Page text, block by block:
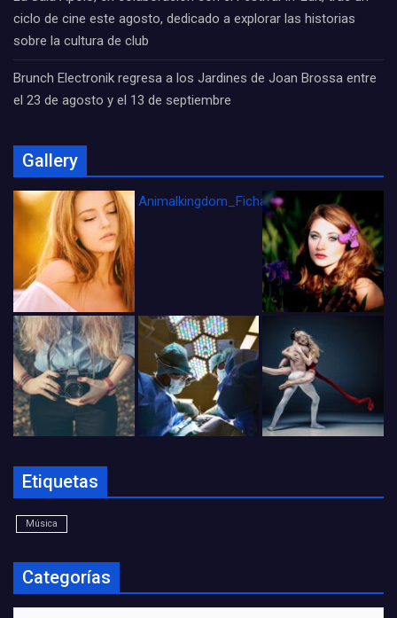
ciclo de cine este agosto, dedicado a explorar las historias
sobre la cultura de club
Brunch Electronik regresa a los Jardines de Joan Brossa entre
el 23 de agosto y el 13 de septiembre
Gallery
Animalkingdom_FichaCine
Etiquetas
Música
Categorías